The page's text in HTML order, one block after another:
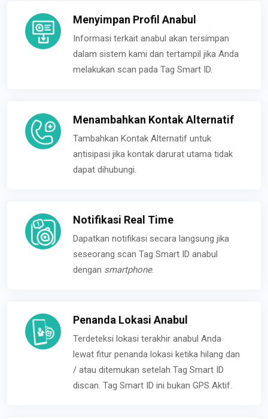
Menyimpan Profil Anabul
Informasi terkait anabul akan tersimpan
dalam sistem kami dan tertampil jika Anda
melakukan scan pada Tag Smart ID.
Menambahkan Kontak Alternatif
Tambahkan Kontak Alternatif untuk
antisipasi jika kontak darurat utama tidak
dapat dihubungi.
Notifikasi Real Time
Dapatkan notifikasi secara langsung jika
seseorang scan Tag Smart ID anabul
dengan smartphone.
Penanda Lokasi Anabul
Terdeteksi lokasi terakhir anabul Anda
lewat fitur penanda lokasi ketika hilang dan
/ atau ditemukan setelah Tag Smart ID
discan. Tag Smart ID ini bukan GPS Aktif.